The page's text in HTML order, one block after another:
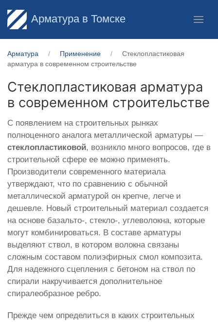
Арматура в Томске
Арматура Применение
Стеклопластиковая
арматура в современном строительстве
Стеклопластиковая арматура
в современном строительстве
С появлением на строительных рынках
полноценного аналога металлической арматуры —
стеклопластиковой, возникло много вопросов, где в
строительной сфере ее можно применять.
Производители современного материала
утверждают, что по сравнению с обычной
металлической арматурой он крепче, легче и
дешевле. Новый строительный материал создается
на основе базальто-, стекло-, углеволокна, которые
могут комбинироваться. В составе арматуры
выделяют ствол, в котором волокна связаны
сложным составом полиэфирных смол композита.
Для надежного сцепления с бетоном на ствол по
спирали накручивается дополнительное
спиралеобразное ребро.
Прежде чем определиться в каких строительных